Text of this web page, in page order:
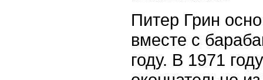
Питер Грин
вместе с
году. В 1971